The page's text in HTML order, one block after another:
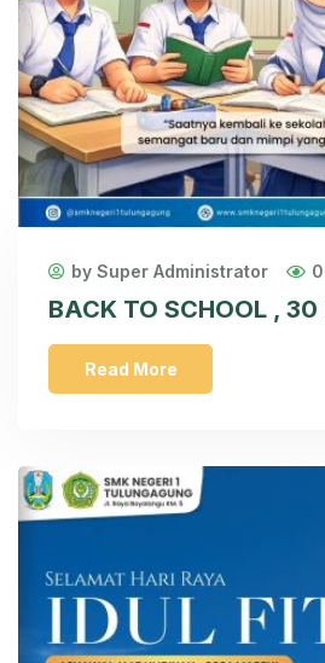
by Super Administrator
BACK TO SCHOOL ,
Read More